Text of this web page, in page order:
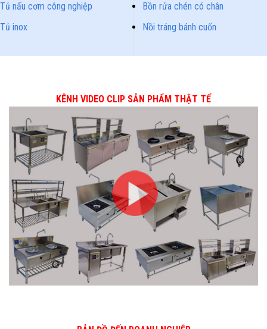
Tủ nấu cơm công nghiệp
Tủ inox
Bồn rửa chén có chân
Nồi tráng bánh cuốn
KÊNH VIDEO CLIP SẢN PHẨM THẬT TẾ